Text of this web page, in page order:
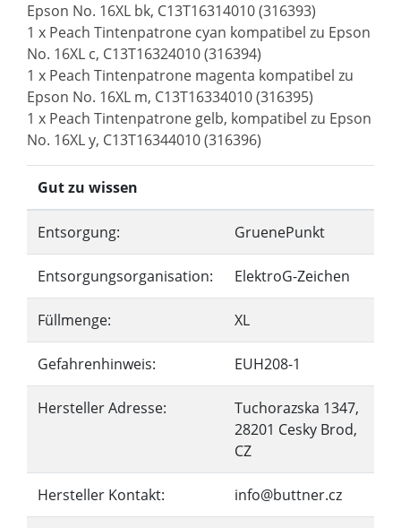
Epson No. 16XL bk, C13T16314010 (316393)
1 x Peach Tintenpatrone cyan kompatibel zu Epson
No. 16XL c, C13T16324010 (316394)
1 x Peach Tintenpatrone magenta kompatibel zu
Epson No. 16XL m, C13T16334010 (316395)
1 x Peach Tintenpatrone gelb, kompatibel zu Epson
No. 16XL y, C13T16344010 (316396)
Gut zu wissen
Entsorgung: GruenePunkt
Entsorgungsorganisation: ElektroG-Zeichen
Füllmenge: XL
Gefahrenhinweis: EUH208-1
Hersteller Adresse:
Tuchorazska 1347,
28201 Cesky Brod,
CZ
Hersteller Kontakt: info@buttner.cz